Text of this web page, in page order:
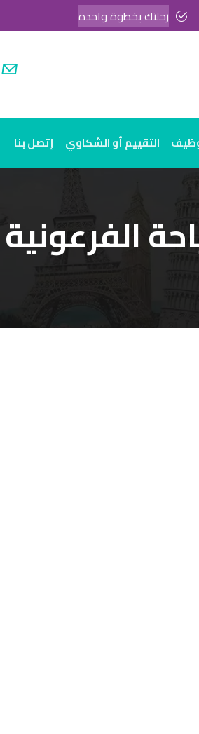
رحلتك بخطوة واحدة
التقييم أو الشكاوي إتصل بنا
الفرعونية